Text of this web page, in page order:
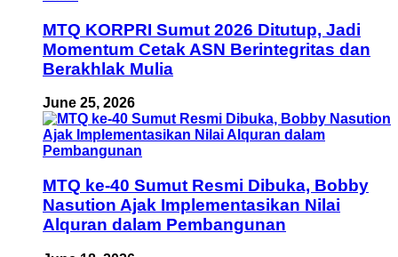
MTQ KORPRI Sumut 2026 Ditutup, Jadi
Momentum Cetak ASN Berintegritas dan
Berakhlak Mulia
June 25, 2026
MTQ ke-40 Sumut Resmi Dibuka, Bobby
Nasution Ajak Implementasikan Nilai
Alquran dalam Pembangunan